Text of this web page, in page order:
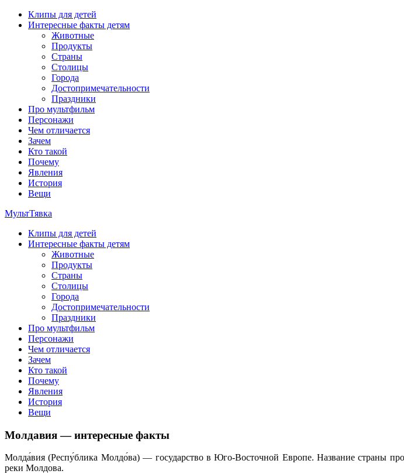
Перейти
содержимому
Клипы для детей
Интересные факты детям
Животные
Продукты
Страны
Столицы
Города
Достопримечательности
Праздники
Про мультфильм
Персонажи
Чем отличается
Зачем
Кто такой
Почему
Явления
История
Вещи
МультТявка
интересные факты про страны, столицы и города, клипы из мультфильмов, мульт-клипы, песни
мультфильмов
Клипы для детей
Интересные факты детям
Животные
Продукты
Страны
Столицы
Города
Достопримечательности
Праздники
Про мультфильм
Персонажи
Чем отличается
Зачем
Кто такой
Почему
Явления
История
Вещи
Молдавия — интересные факты
Молда́вия (Респу́блика Молдо́ва) — государство в Юго-Восточной Европе. Название страны
реки Молдова.